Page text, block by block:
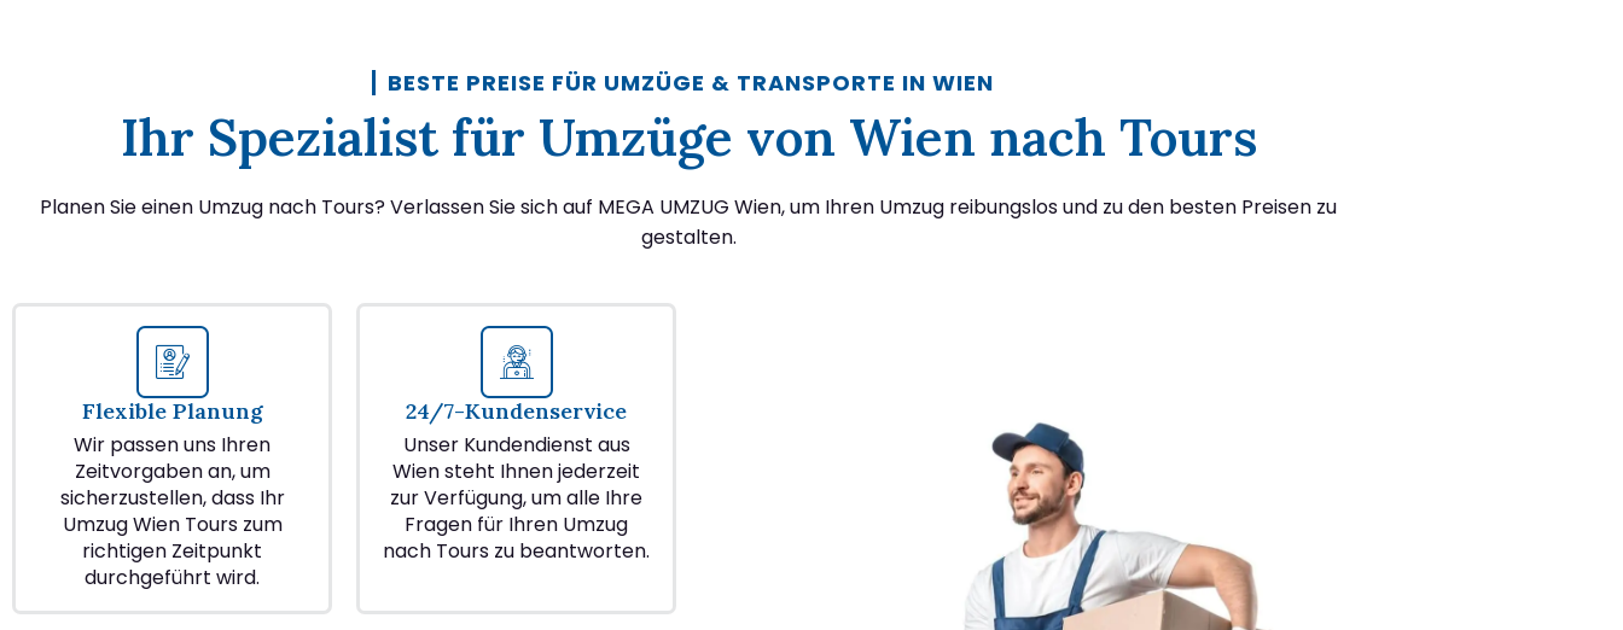
BESTE PREISE FÜR UMZÜGE & TRANSPORTE IN WIEN
Ihr Spezialist für Umzüge von Wien nach Tours
Planen Sie einen Umzug nach Tours? Verlassen Sie sich auf MEGA UMZUG Wien, um Ihren Umzug reibungslos und zu den besten Preisen zu
gestalten.
Flexible Planung
Wir passen uns Ihren
Zeitvorgaben an, um
sicherzustellen, dass Ihr
Umzug Wien Tours zum
richtigen Zeitpunkt
durchgeführt wird.
24/7-Kundenservice
Unser Kundendienst aus
Wien steht Ihnen jederzeit
zur Verfügung, um alle Ihre
Fragen für Ihren Umzug
nach Tours zu beantworten.